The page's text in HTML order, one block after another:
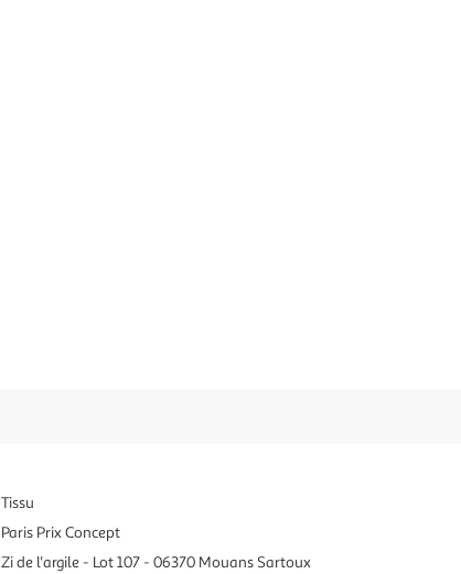
Tissu
Paris Prix Concept
Zi de l'argile - Lot 107 - 06370 Mouans Sartoux